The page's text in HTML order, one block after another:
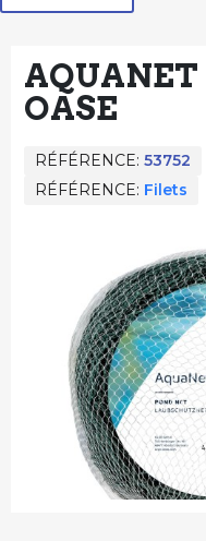
OASE
RÉFÉRENCE 53752
RÉFÉRENCE Filets